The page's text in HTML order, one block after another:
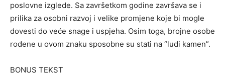
poslovne izglede. Sa završetkom godine završava se i
prilika za osobni razvoj i velike promjene koje bi mogle
dovesti do veće snage i uspjeha. Osim toga, brojne osobe
rođene u ovom znaku sposobne su stati na “ludi kamen”.
BONUS TEKST